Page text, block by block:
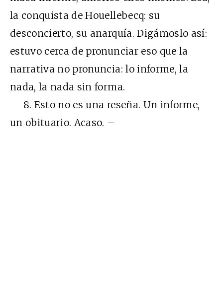
la conquista de Houellebecq: su
desconcierto, su anarquía. Digámoslo así:
estuvo cerca de pronunciar eso que la
narrativa no pronuncia: lo informe, la
nada, la nada sin forma.
8. Esto no es una reseña. Un informe,
un obituario. Acaso. –